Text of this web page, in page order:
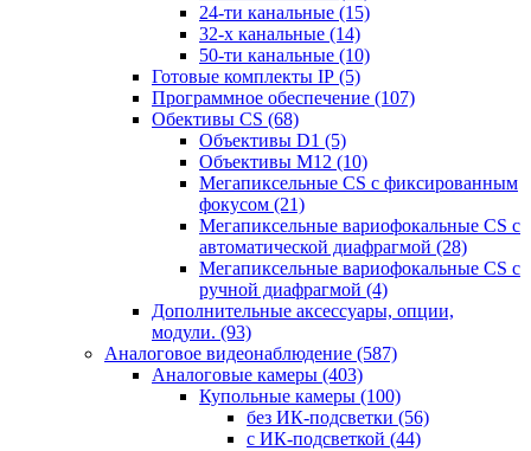
24-ти канальные (15)
32-х канальные (14)
50-ти канальные (10)
Готовые комплекты IP (5)
Программное обеспечение (107)
Обективы CS (68)
Объективы D1 (5)
Объективы M12 (10)
Мегапиксельные CS c фиксированным
фокусом (21)
Мегапиксельные вариофокальные CS c
автоматической диафрагмой (28)
Мегапиксельные вариофокальные CS c
ручной диафрагмой (4)
Дополнительные аксессуары, опции,
модули. (93)
Аналоговое видеонаблюдение (587)
Аналоговые камеры (403)
Купольные камеры (100)
без ИК-подсветки (56)
с ИК-подсветкой (44)